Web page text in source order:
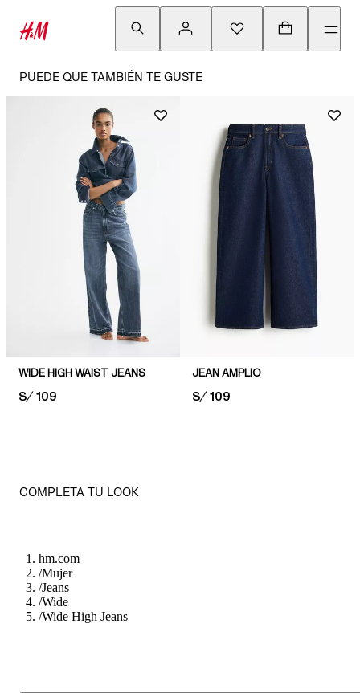
PUEDE QUE TAMBIÉN TE GUSTE
WIDE HIGH WAIST JEANS
PRICE:
S/ 109
JEAN AMPLIO
PRICE:
S/ 109
COMPLETA TU LOOK
hm.com
/Mujer
/Jeans
/Wide
/Wide High Jeans